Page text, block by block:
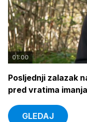
01:00
Posljednji zalazak
pred vratima imanja
GLEDAJ